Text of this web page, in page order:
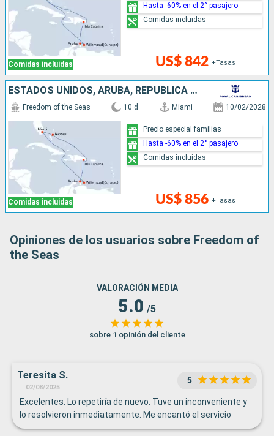
Comidas incluidas US$ 842 +Tasas
Hasta -60% en el 2° pasajero
Comidas incluidas
ESTADOS UNIDOS, ARUBA, REPÚBLICA DOMINICANA, BAHAMAS
Comidas incluidas
Freedom of the Seas 10 d Miami 10/02/2028
US$ 856 +Tasas
Precio especial familias
Hasta -60% en el 2° pasajero
Comidas incluidas
Opiniones de los usuarios sobre Freedom of
the Seas
VALORACIÓN MEDIA
5.0 /5
sobre 1 opinión del cliente
Teresita S.
02/08/2025
5
Excelentes. Lo repetiría de nuevo. Tuve un inconveniente y
lo resolvieron inmediatamente. Me encantó el servicio